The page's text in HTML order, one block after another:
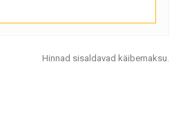
Hinnad sisaldavad käibemaksu.